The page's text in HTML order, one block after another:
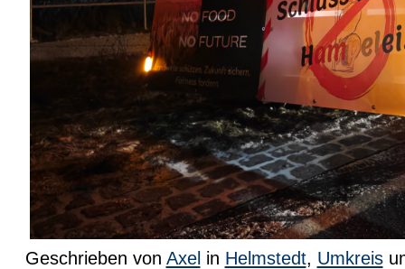
Geschrieben von Axel in Helmstedt, Umkreis